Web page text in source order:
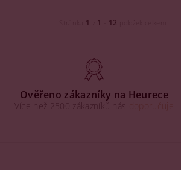
1 1 12
Ověřeno zákazníky na Heurece
Více než 2500 zákazníků nás